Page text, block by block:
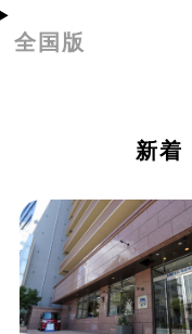
全国版
新